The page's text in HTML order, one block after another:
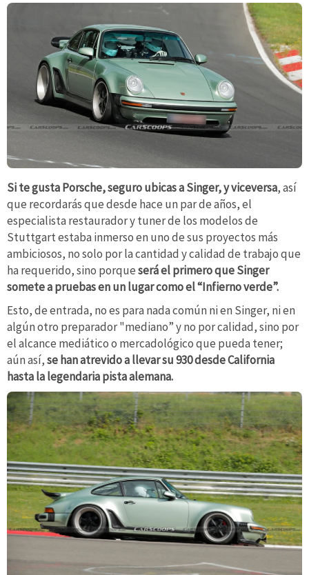
Si te gusta Porsche, seguro ubicas a Singer, y viceversa, así
que recordarás que desde hace un par de años, el
especialista restaurador y tuner de los modelos de
Stuttgart estaba inmerso en uno de sus proyectos más
ambiciosos, no solo por la cantidad y calidad de trabajo que
ha requerido, sino porqueserá el primero que Singer
somete a pruebas en un lugar como el “Infierno verde”.
Esto, de entrada, no es para nada común ni en Singer, ni en
algún otro preparador "mediano” y no por calidad, sino por
el alcance mediático o mercadológico que pueda tener;
aún así,se han atrevido a llevar su 930 desde California
hasta la legendaria pista alemana.